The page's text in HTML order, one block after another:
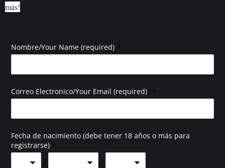
más!
Nombre/Your Name (required) *
Correo Electronico/Your Email (required) *
Fecha de nacimiento (debe tener 18 años o más para
registrarse) *
/ /